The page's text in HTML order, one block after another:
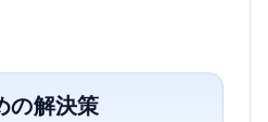
の解決策